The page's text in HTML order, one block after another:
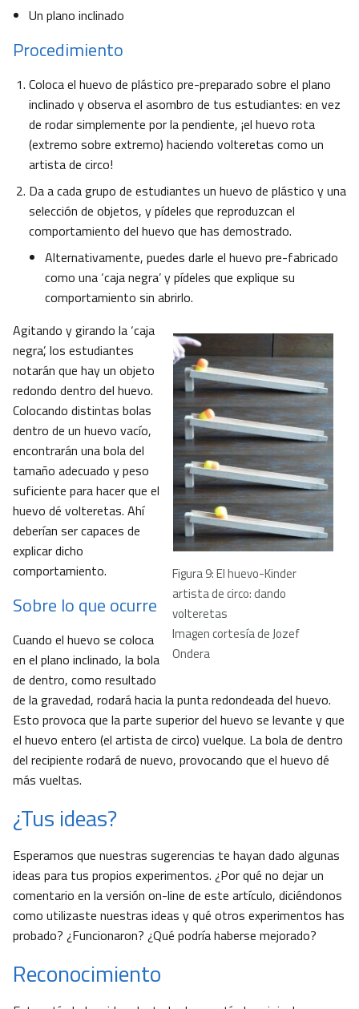
Un plano inclinado
Procedimiento
Coloca el huevo de plástico pre-preparado sobre el plano
inclinado y observa el asombro de tus estudiantes: en vez
de rodar simplemente por la pendiente, ¡el huevo rota
(extremo sobre extremo) haciendo volteretas como un
artista de circo!
Da a cada grupo de estudiantes un huevo de plástico y una
selección de objetos, y pídeles que reproduzcan el
comportamiento del huevo que has demostrado.
Alternativamente, puedes darle el huevo pre-fabricado
como una ‘caja negra’ y pídeles que explique su
comportamiento sin abrirlo.
Figura 9: El huevo-Kinder
artista de circo: dando
volteretas
Imagen cortesía de Jozef
Ondera
Agitando y girando la ‘caja
negra’, los estudiantes
notarán que hay un objeto
redondo dentro del huevo.
Colocando distintas bolas
dentro de un huevo vacío,
encontrarán una bola del
tamaño adecuado y peso
suficiente para hacer que el
huevo dé volteretas. Ahí
deberían ser capaces de
explicar dicho
comportamiento.
Sobre lo que ocurre
Cuando el huevo se coloca
en el plano inclinado, la bola
de dentro, como resultado
de la gravedad, rodará hacia la punta redondeada del huevo.
Esto provoca que la parte superior del huevo se levante y que
el huevo entero (el artista de circo) vuelque. La bola de dentro
del recipiente rodará de nuevo, provocando que el huevo dé
más vueltas.
¿Tus ideas?
Esperamos que nuestras sugerencias te hayan dado algunas
ideas para tus propios experimentos. ¿Por qué no dejar un
comentario en la versión on-line de este artículo, diciéndonos
como utilizaste nuestras ideas y qué otros experimentos has
probado? ¿Funcionaron? ¿Qué podría haberse mejorado?
Reconocimiento